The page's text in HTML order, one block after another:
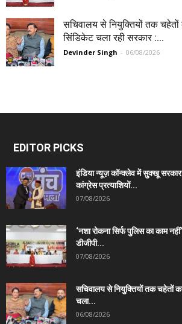
सचिवालय से नियुक्तियों तक चहेतों
सिंडिकेट चला रही सरकार :...
Devinder Singh - 06/08/2026
EDITOR PICKS
इंडिया न्यूज़ कॉन्क्लेव में सुक्खू
कांग्रेस प्रत्याशियों...
07/08/2026
‘नशा रोकना सिर्फ पुलिस का काम
डीजीपी...
07/08/2026
सचिवालय से नियुक्तियों तक चहेतों
चला...
06/08/2026